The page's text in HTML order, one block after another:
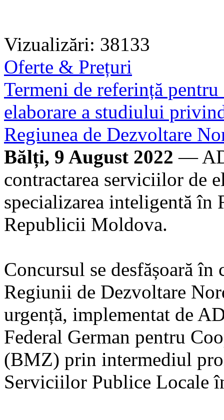
Vizualizări: 38133
Oferte & Prețuri
Termeni de referință
elaborare a studiului
Regiunea de Dezvoltare
Bălți, 9 August 2022 —
contractarea serviciilor de
specializarea inteligentă în
Republicii Moldova.
Concursul se desfășoară
Regiunii de Dezvoltare
urgență, implementat de
Federal German pentru
(BMZ) prin intermediul
Serviciilor Publice Locale